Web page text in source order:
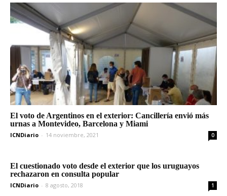
El voto de Argentinos en el exterior: Cancillería envió más
urnas a Montevideo, Barcelona y Miami
ICNDiario - 14 noviembre, 2021 0
El cuestionado voto desde el exterior que los uruguayos
rechazaron en consulta popular
ICNDiario - 8 agosto, 2018 1